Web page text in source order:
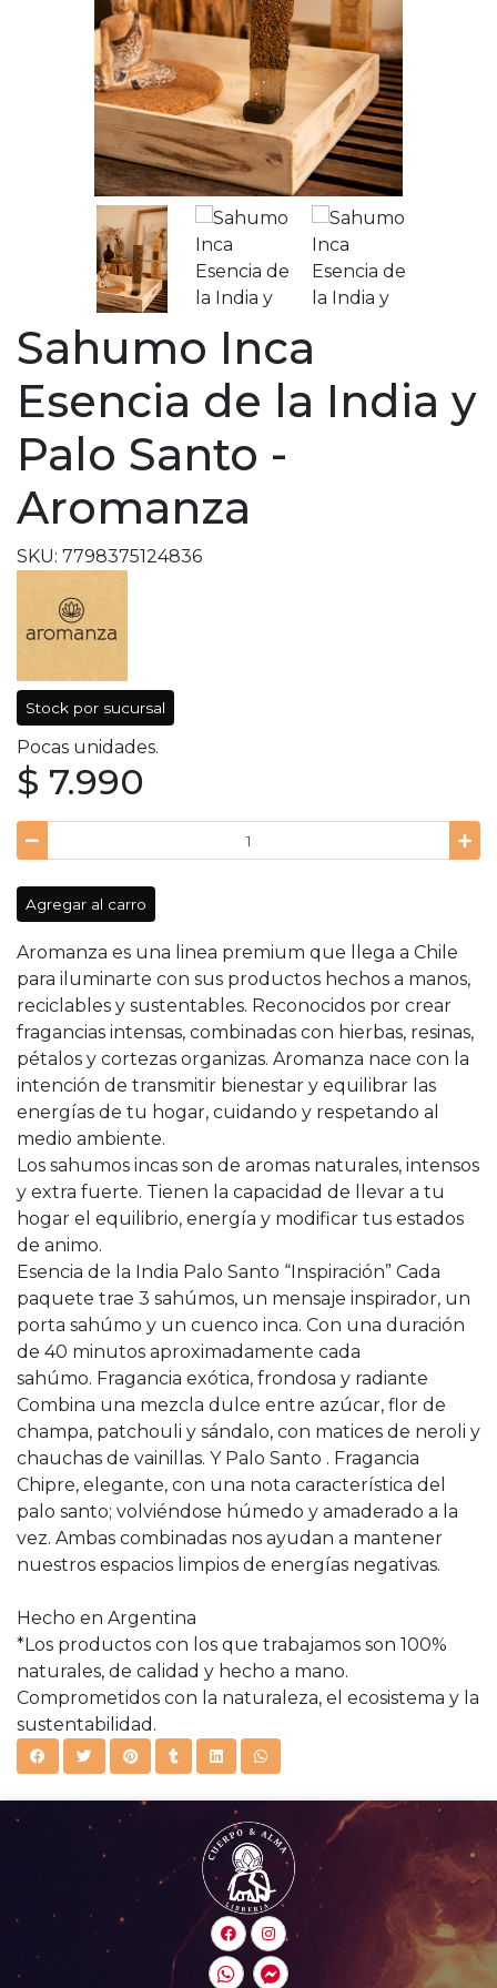
Sahumo Inca
Esencia de la India y
Palo Santo -
Aromanza
SKU: 7798375124836
Stock por sucursal
Pocas unidades.
$ 7.990
Agregar al carro
Aromanza es una linea premium que llega a Chile
para iluminarte con sus productos hechos a manos,
reciclables y sustentables. Reconocidos por crear
fragancias intensas, combinadas con hierbas, resinas,
pétalos y cortezas organizas. Aromanza nace con la
intención de transmitir bienestar y equilibrar las
energías de tu hogar, cuidando y respetando al
medio ambiente.
Los sahumos incas son de aromas naturales, intensos
y extra fuerte. Tienen la capacidad de llevar a tu
hogar el equilibrio, energía y modificar tus estados
de animo.
Esencia de la India Palo Santo “Inspiración” Cada
paquete trae 3 sahúmos, un mensaje inspirador, un
porta sahúmo y un cuenco inca. Con una duración
de 40 minutos aproximadamente cada
sahúmo. Fragancia exótica, frondosa y radiante
Combina una mezcla dulce entre azúcar, flor de
champa, patchouli y sándalo, con matices de neroli y
chauchas de vainillas. Y Palo Santo . Fragancia
Chipre, elegante, con una nota característica del
palo santo; volviéndose húmedo y amaderado a la
vez. Ambas combinadas nos ayudan a mantener
nuestros espacios limpios de energías negativas.
Hecho en Argentina
*Los productos con los que trabajamos son 100%
naturales, de calidad y hecho a mano.
Comprometidos con la naturaleza, el ecosistema y la
sustentabilidad.